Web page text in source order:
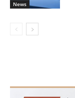
News